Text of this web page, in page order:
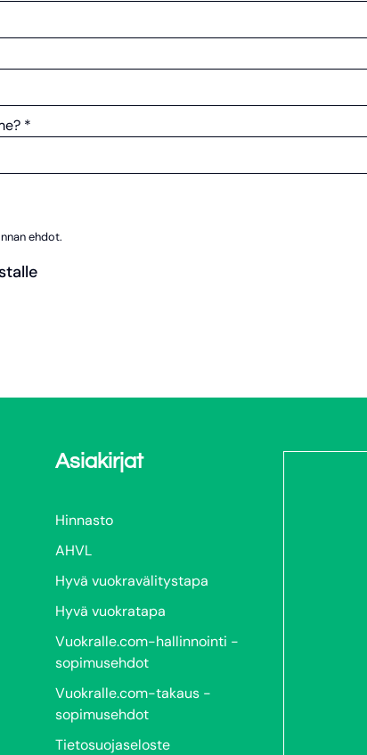
*
ehdot.
Asiakirjat
Hinnasto
AHVL
Hyvä vuokravälitystapa
Hyvä vuokratapa
Vuokralle.com-hallinnointi -
sopimusehdot
Vuokralle.com-takaus -
sopimusehdot
Tietosuojaseloste